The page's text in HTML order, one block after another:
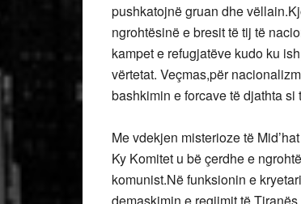
pushkatojnë gruan dhe
ngrohtësinë e bresit të tij të
kampet e refugjatëve kudo ku
vërtetat. Veçmas,për
bashkimin e forcave të djathta
Me vdekjen misterioze të
Ky Komitet u bë çerdhe e
komunist.Në funksionin e